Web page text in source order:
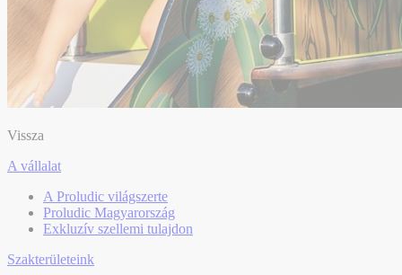
Vissza
A vállalat
A Proludic világszerte
Proludic Magyarország
Exkluzív szellemi tulajdon
Szakterületeink